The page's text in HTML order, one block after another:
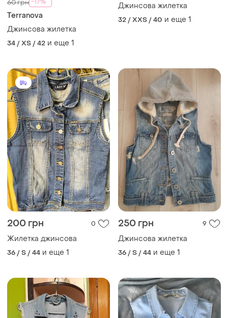
60 грн -17%
Terranova
Джинсова жилетка
34 / XS / 42 и еще 1
Джинсова жилетка
32 / XXS / 40 и еще 1
200 грн 0
Жилетка джинсова
36 / S / 44 и еще 1
250 грн 9
Джинсова жилетка
36 / S / 44 и еще 1